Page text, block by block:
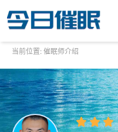
当前位置: 催眠师介绍